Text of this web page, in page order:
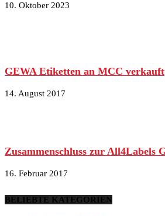
10. Oktober 2023
GEWA Etiketten an MCC verkauft
14. August 2017
Zusammenschluss zur All4Labels
16. Februar 2017
BELIEBTE KATEGORIEN